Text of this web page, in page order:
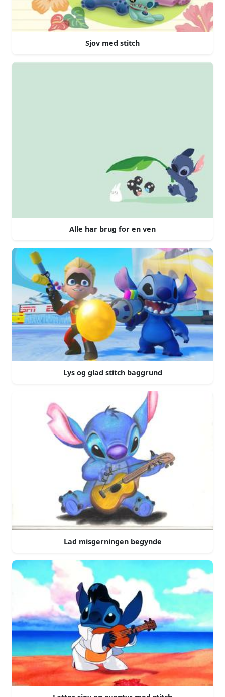
Sjov med stitch
Alle har brug for en ven
Lys og glad stitch baggrund
Lad misgerningen begynde